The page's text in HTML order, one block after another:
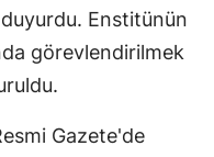
duyurdu. Enstitünün
görevlendirilmek
Gazete'de